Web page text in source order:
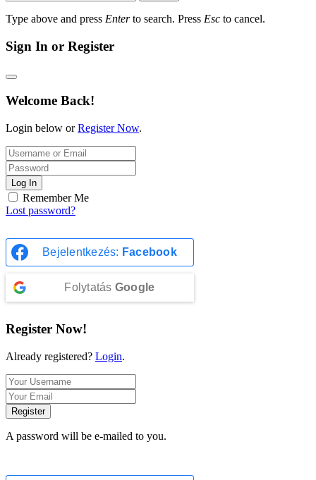
Type above and press Enterto search. Press Esc to cancel.
Sign In or Register
Welcome Back!
Login below orRegister Now.
Log In
Remember Me
Lost password?
Bejelentkezés: Facebook
Folytatás Google
Register Now!
Already registered? Login.
Register
A password will be e-mailed to you.